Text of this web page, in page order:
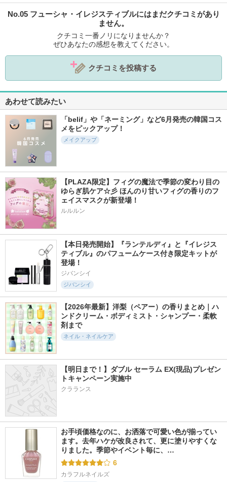
No.05 フューシャ・イレジスティブルにはまだクチコミがあり
ません。
クチコミ一番ノリになりませんか？
ぜひあなたの感想を教えてください。
クチコミを投稿する
あわせて読みたい
「belif」や「ネーミング」など6月発売の韓国コス
メをピックアップ！
メイクアップ
【PLAZA限定】フィグの魔法で季節の変わり目の
ゆらぎ肌ケア☆彡 ほんのり甘いフィグの香りのフ
ェイスマスクが新登場！
ルルルン
【本日発売開始】『ランテルディ』と『イレジス
ティブル』のパフュームケース付き限定キットが
登場！
ジバンシイ
ジバンシイ
【2026年最新】洋梨（ペアー）の香りまとめ｜ハ
ンドクリーム・ボディミスト・シャンプー・柔軟
剤まで
ネイル・ネイルケア
【明日まで！】ダブル セーラム EX(現品)プレゼン
トキャンペーン実施中
クラランス
お手頃価格なのに、お洒落で可愛い色が揃ってい
ます。去年ハケが改良されて、更に塗りやすくな
りました。季節やイベント毎に、…
6
カラフルネイルズ